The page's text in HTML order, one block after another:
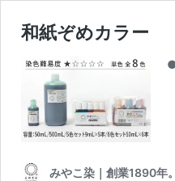
和紙ぞめカラー
みやこ染｜創業1890年